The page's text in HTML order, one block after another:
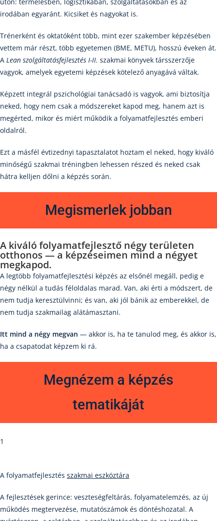
irodában egyaránt. Kicsiket és nagyokat is.
Trénerként és oktatóként több, mint ezer szakember képzésében
vettem már részt, több egyetemen (BME, METU), hosszú éveken át.
A Lean szolgáltatásfejlesztés I-II. szakmai könyvek társszerzője
vagyok, amelyek egyetemi képzések kötelező anyagává váltak.
Képzett integrál pszichológiai tanácsadó is vagyok, ami biztosítja
neked, hogy nem csak a módszereket kapod meg, hanem azt is
megérted, mikor és miért működik a folyamatfejlesztés emberi
oldalról.
Ezt a másfél évtizednyi tapasztalatot hoztam el neked, hogy kiváló
minőségű szakmai tréningben lehessen részed és neked csak
hátra kelljen dőlni a képzés során.
Megismerlek jobban
A kiváló folyamatfejlesztő négy területen
otthonos — a képzéseimen mind a négyet
megkapod.
A legtöbb folyamatfejlesztési képzés az elsőnél megáll, pedig e
négy nélkül a tudás féloldalas marad. Van, aki érti a módszert, de
nem tudja keresztülvinni; és van, aki jól bánik az emberekkel, de
nem tudja szakmailag alátámasztani.
Itt mind a négy megvan — akkor is, ha te tanulod meg, és akkor is,
ha a csapatodat képzem ki rá.
Megnézem a képzés
tematikáját
1
A folyamatfejlesztés szakmai eszköztára
A fejlesztések gerince: veszteségfeltárás, folyamatelemzés, az új
működés megtervezése, mutatószámok és döntéshozatal. A